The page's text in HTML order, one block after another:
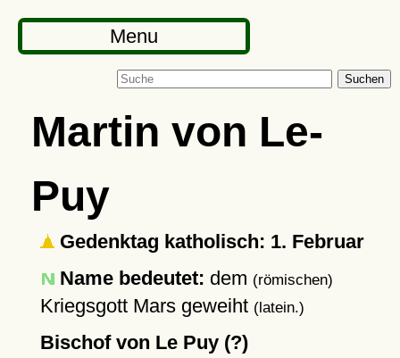
Menu
Suchen
Martin von Le-
Puy
Gedenktag katholisch: 1. Februar
Name bedeutet: dem (römischen)
Kriegsgott Mars geweiht (latein.)
Bischof von Le Puy (?)